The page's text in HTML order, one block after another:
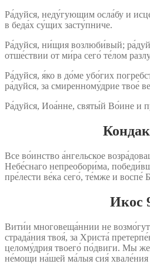
Ра́дуйся, неду́гующим осла́бу и
в беда́х су́щих засту́пниче.
Ра́дуйся, ни́щия возлюби́вый;
отше́ствии от ми́ра сего́ те́лом
Ра́дуйся, я́ко в до́ме убо́гих
ра́дуйся, за смиренному́дрие твое́
Ра́дуйся, Иоа́нне, святы́й Во́ине и
Все во́инство а́нгельское
Небе́снаго непреобори́ма,
пре́лести ве́ка сего́, те́мже и воспе́
Икос
Вити́и многовеща́ннии не
страда́ния твоя́, за Христа́
целому́дрия твоего́ по́двиги. Мы
не́мощи на́шей ма́лыя сия́ хвале́ния